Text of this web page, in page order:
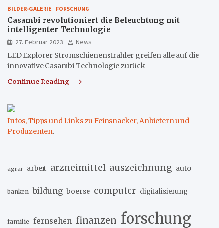
BILDER-GALERIE FORSCHUNG
Casambi revolutioniert die Beleuchtung mit
intelligenter Technologie
27. Februar 2023
News
LED Explorer Stromschienenstrahler greifen alle auf die
innovative Casambi Technologie zurück
Continue Reading
Infos, Tipps und Links zu Feinsnacker, Anbietern und
Produzenten.
agrar arbeit arzneimittel auszeichnung auto
banken bildung boerse computer digitalisierung
familie fernsehen finanzen forschung